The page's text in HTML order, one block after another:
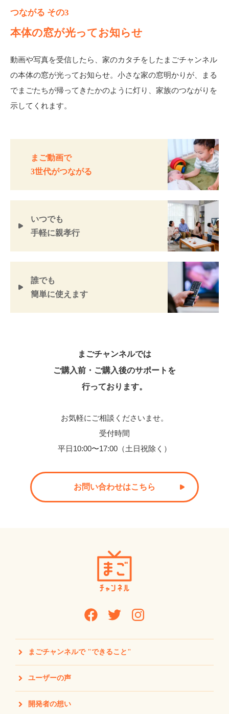
つながる その3
本体の窓が光ってお知らせ
動画や写真を受信したら、家のカタチをしたまごチャンネル
の本体の窓が光ってお知らせ。小さな家の窓明かりが、まる
でまごたちが帰ってきたかのように灯り、家族のつながりを
示してくれます。
まご動画で
3世代がつながる
いつでも
手軽に親孝行
誰でも
簡単に使えます
まごチャンネルでは
ご購入前・ご購入後のサポートを
行っております。
お気軽にご相談くださいませ。
受付時間
平日10:00〜17:00（土日祝除く）
お問い合わせはこちら
まごチャンネルで "できること"
ユーザーの声
開発者の想い